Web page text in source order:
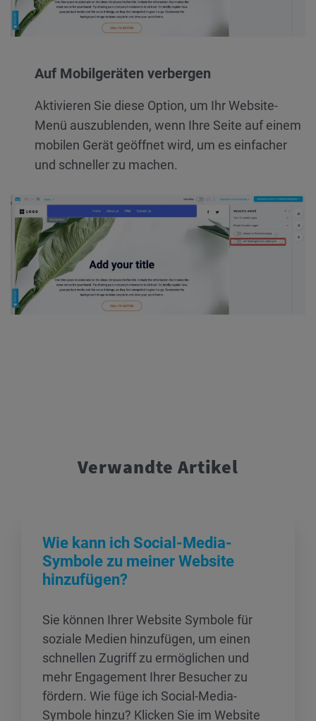
Auf Mobilgeräten verbergen
Aktivieren Sie diese Option, um Ihr Website-
Menü auszublenden, wenn Ihre Seite auf einem
mobilen Gerät geöffnet wird, um es einfacher
und schneller zu machen.
Verwandte Artikel
Wie kann ich Social-Media-
Symbole zu meiner Website
hinzufügen?
Sie können Ihrer Website Symbole für
soziale Medien hinzufügen, um einen
schnellen Zugriff zu ermöglichen und
mehr Engagement Ihrer Besucher zu
fördern. Wie füge ich Social-Media-
Symbole hinzu? Klicken Sie im Website